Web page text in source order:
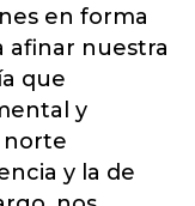
en forma
afinar nuestra
que
y
norte
y la de